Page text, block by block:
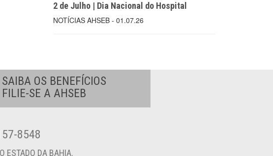
2 de Julho | Dia Nacional do Hospital
NOTÍCIAS AHSEB - 01.07.26
SAIBA OS BENEFÍCIOS
FILIE-SE A AHSEB
8548
ESTADO DA BAHIA.